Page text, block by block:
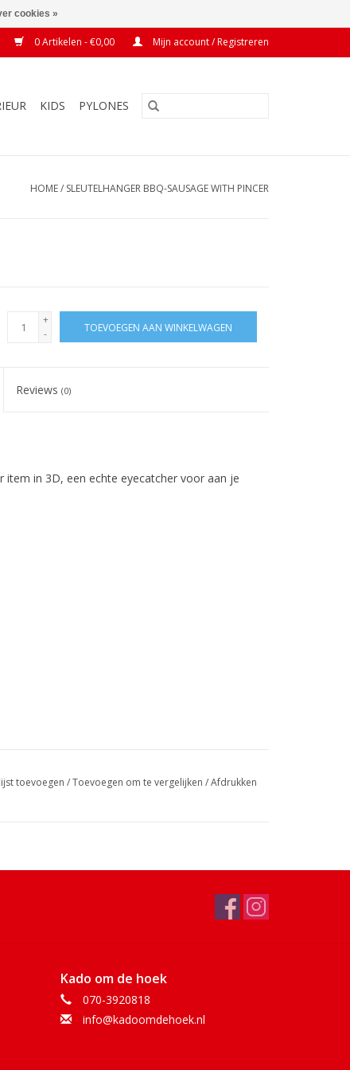
0 Artikelen - €0,00 Mijn account / Registreren
KIDS PYLONES
HOME/ SLEUTELHANGER BBQ-SAUSAGE WITH PINCER
+
-
TOEVOEGEN AAN WINKELWAGEN
Reviews(0)
item in 3D, een echte eyecatcher voor aan je
toevoegen /Toevoegen om te vergelijken /Afdrukken
Kado om de hoek
070-3920818
info@kadoomdehoek.nl
cookies »